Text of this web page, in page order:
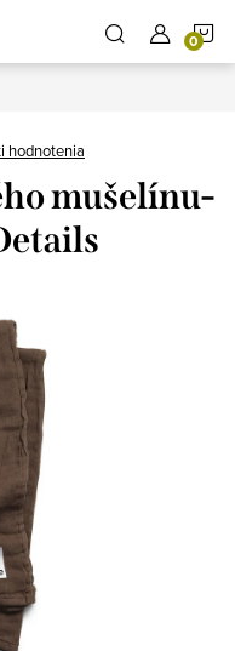
hodnotenia
mušelínu-